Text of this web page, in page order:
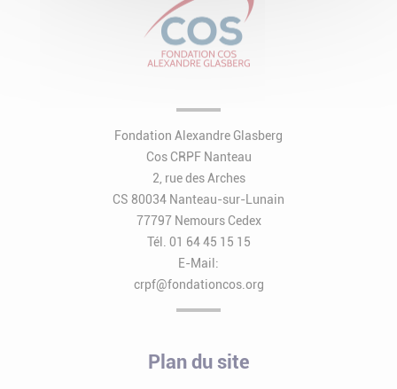
Fondation Alexandre Glasberg
Cos CRPF Nanteau
2, rue des Arches
CS 80034 Nanteau-sur-Lunain
77797 Nemours Cedex
Tél. 01 64 45 15 15
E-Mail:
crpf@fondationcos.org
Plan du site